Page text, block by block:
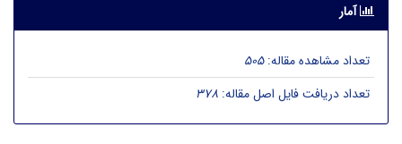
آمار
تعداد مشاهده مقاله:505
تعداد دریافت فایل اصل مقاله: 378